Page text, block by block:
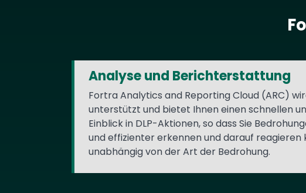
Analyse und Berichterstattung
Fortra Analytics and Reporting Cloud (ARC)
unterstützt und bietet Ihnen einen schnellen
Einblick in DLP-Aktionen, so dass Sie
und effizienter erkennen und darauf reagieren
unabhängig von der Art der Bedrohung.